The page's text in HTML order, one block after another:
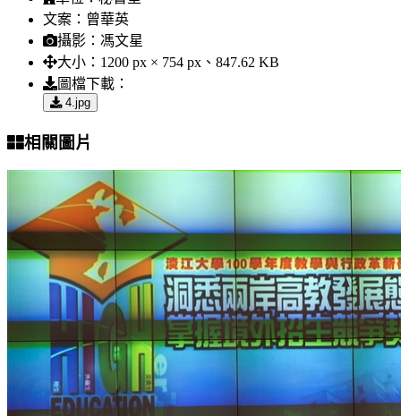
文案： 曾華英
攝影： 馮文星
大小： 1200 px × 754 px、847.62 KB
圖檔下載：
4.jpg
相關圖片